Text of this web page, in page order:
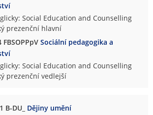
Social Education and Counselling
prezenční hlavní
FBSOPPpVSociální pedagogika a
Social Education and Counselling
prezenční vedlejší
B-DU_ Dějiny umění